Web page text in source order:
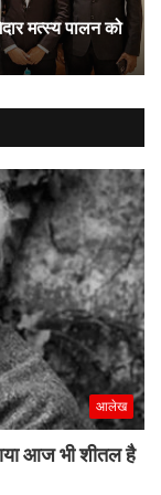
मत्स्य पालन को
आलेख
आज भी शीतल है